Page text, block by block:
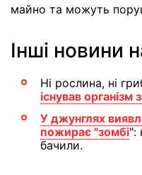
майно та можуть
Інші новини
Ні рослина, ні
існував
У джунглях
пожирає "зомбі":
бачили.